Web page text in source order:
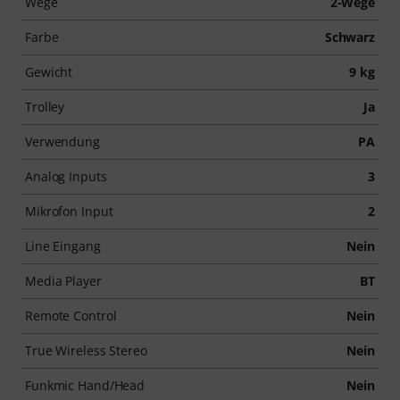
Farbe Schwarz
Gewicht 9 kg
Trolley Ja
Verwendung PA
Analog Inputs 3
Mikrofon Input 2
Line Eingang Nein
Media Player BT
Remote Control Nein
True Wireless Stereo Nein
Funkmic Hand/Head Nein